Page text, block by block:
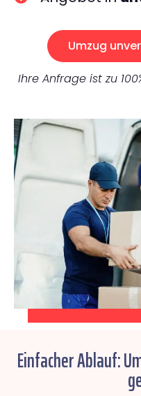
Umzug
Ihre Anfrage ist zu
Einfacher Ablauf: